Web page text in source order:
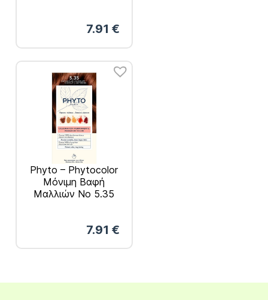
7.91 €
Phyto – Phytocolor
Μόνιμη Βαφή
Μαλλιών Νο 5.35
7.91 €